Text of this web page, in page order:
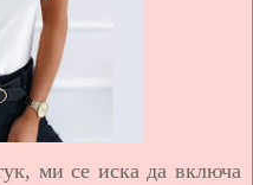
ми се иска да включа